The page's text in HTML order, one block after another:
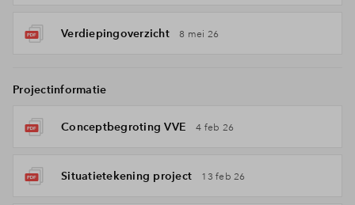
Verdiepingoverzicht 8 mei 26
Projectinformatie
Conceptbegroting VVE 4 feb 26
Situatietekening project 13 feb 26